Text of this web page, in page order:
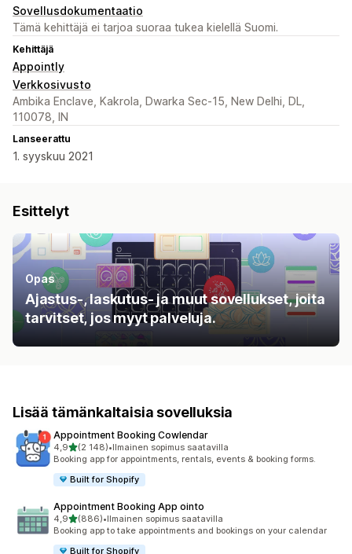
Sovellusdokumentaatio
Tämä kehittäjä ei tarjoa suoraa tukea kielellä Suomi.
Kehittäjä
Appointly
Verkkosivusto
Ambika Enclave, Kakrola, Dwarka Sec-15, New Delhi, DL,
110078, IN
Lanseerattu
1. syyskuu 2021
Esittelyt
Opas
Ajastus-, laskutus- ja muut sovellukset, joita
tarvitset, jos myyt palveluja.
Lisää tämänkaltaisia sovelluksia
Appointment Booking Cowlendar
4,9/ 5 tähteä
(2 148)
2148 arvostelua yhteensä
•Ilmainen sopimus saatavilla
Booking app for appointments, rentals, events & booking forms.
Built for Shopify
Appointment Booking App ointo
4,9/ 5 tähteä
(886)
886 arvostelua yhteensä
•Ilmainen sopimus saatavilla
Booking app to take appointments and bookings on your calendar
Built for Shopify